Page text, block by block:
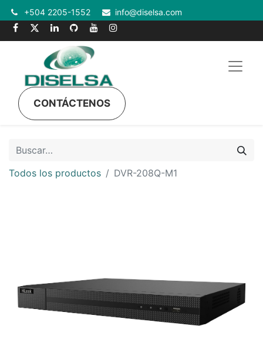
+504 2205-1552 info@diselsa.com
CONTÁCTENOS
Todos los productos DVR-208Q-M1